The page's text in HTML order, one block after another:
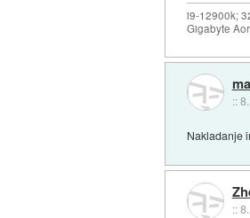
i9-12900k;
Gigabyte
::
Nakladanje
::